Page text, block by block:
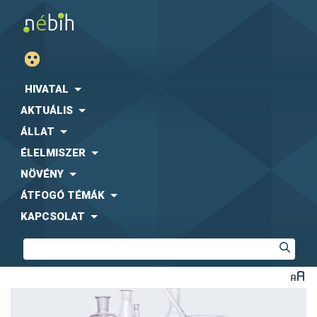
HIVATAL
AKTUÁLIS
ÁLLAT
ÉLELMISZER
NÖVÉNY
ÁTFOGÓ TÉMÁK
KAPCSOLAT